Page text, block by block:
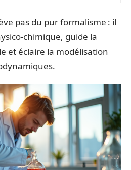
pas du pur formalisme : il
chimique, guide la
et éclaire la modélisation